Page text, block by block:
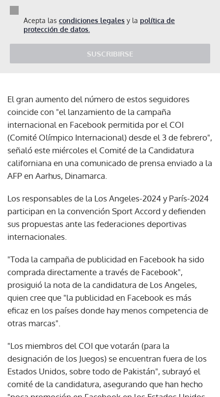
Acepta las condiciones legales y la política de
protección de datos.
SUSCRIBIRSE
El gran aumento del número de estos seguidores
coincide con "el lanzamiento de la campaña
internacional en Facebook permitida por el COI
(Comité Olímpico Internacional) desde el 3 de febrero",
señaló este miércoles el Comité de la Candidatura
californiana en una comunicado de prensa enviado a la
AFP en Aarhus, Dinamarca.
Los responsables de la Los Angeles-2024 y París-2024
participan en la convención Sport Accord y defienden
sus propuestas ante las federaciones deportivas
internacionales.
"Toda la campaña de publicidad en Facebook ha sido
comprada directamente a través de Facebook",
prosiguió la nota de la candidatura de Los Angeles,
quien cree que "la publicidad en Facebook es más
eficaz en los países donde hay menos competencia de
otras marcas".
"Los miembros del COI que votarán (para la
designación de los Juegos) se encuentran fuera de los
Estados Unidos, sobre todo de Pakistán", subrayó el
comité de la candidatura, asegurando que han hecho